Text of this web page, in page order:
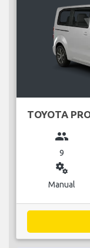
TOYOTA
group
9
miscellaneous_services
Manual